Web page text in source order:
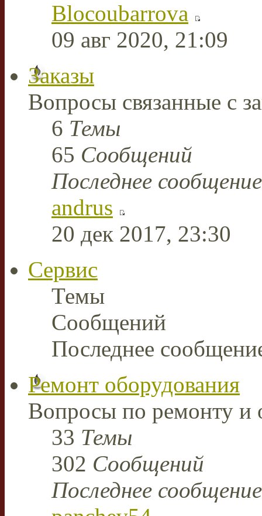
Blocoubarrova
09 авг 2020, 21:09
Заказы
Вопросы связанные с
6 Темы
65 Сообщений
Последнее сообщение
andrus
20 дек 2017, 23:30
Сервис
Темы
Сообщений
Последнее
Ремонт оборудования
Вопросы по ремонту и
33 Темы
302 Сообщений
Последнее сообщение